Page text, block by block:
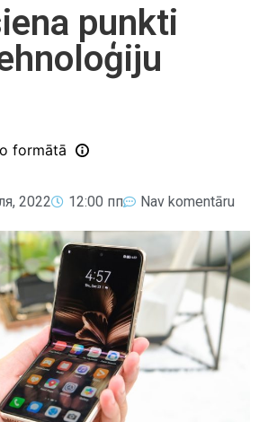
punkti
formātā
2022 12:00 пп Nav komentāru